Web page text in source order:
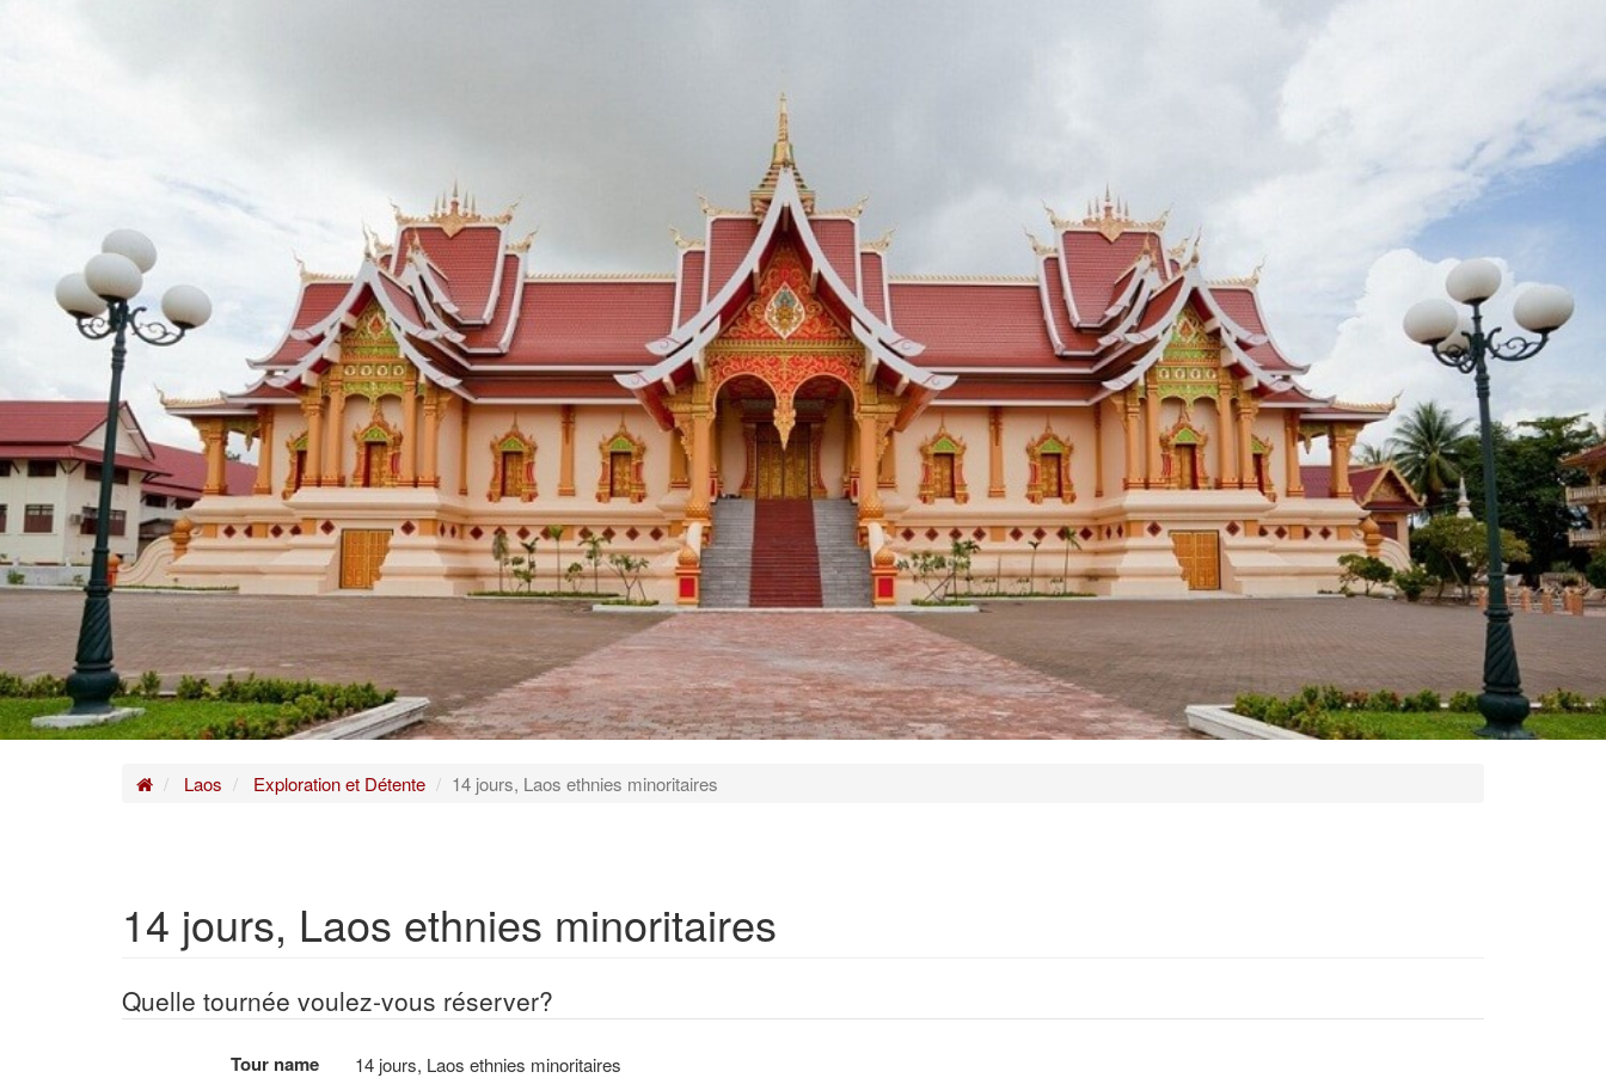
HomeLaos Exploration et Détente 14 jours, Laos ethnies minoritaires
14 jours, Laos ethnies minoritaires
Quelle tournée voulez-vous réserver?
Tour name 14 jours, Laos ethnies minoritaires